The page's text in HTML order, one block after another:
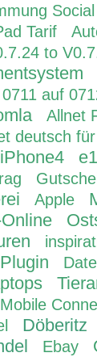
Tarif
to
auf
Allnet
deutsch
iPhone4
Apple
Mobile
Döberitz
Ebay